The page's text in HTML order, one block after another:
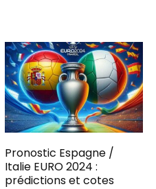
Pronostic Espagne /
Italie EURO 2024 :
prédictions et cotes